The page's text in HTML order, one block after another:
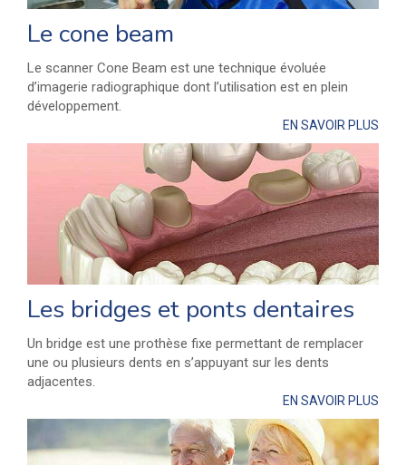
Le cone beam
Le scanner Cone Beam est une technique évoluée
d’imagerie radiographique dont l’utilisation est en plein
développement.
EN SAVOIR PLUS
Les bridges et ponts dentaires
Un bridge est une prothèse fixe permettant de remplacer
une ou plusieurs dents en s’appuyant sur les dents
adjacentes.
EN SAVOIR PLUS